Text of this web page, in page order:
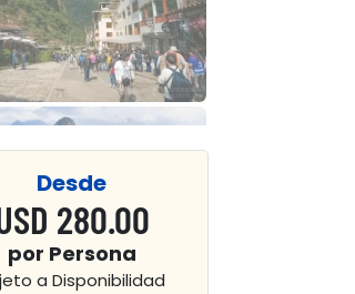
Desde
280.00
por Persona
a Disponibilidad